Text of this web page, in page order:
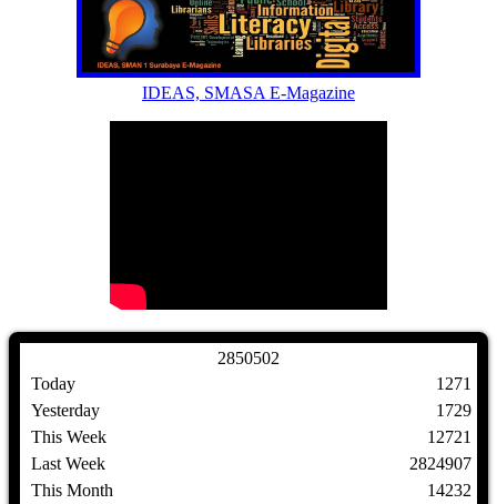
IDEAS, SMASA E-Magazine
2850502
Today
Yesterday
This Week
Last Week
This Month
1271
1729
12721
2824907
14232